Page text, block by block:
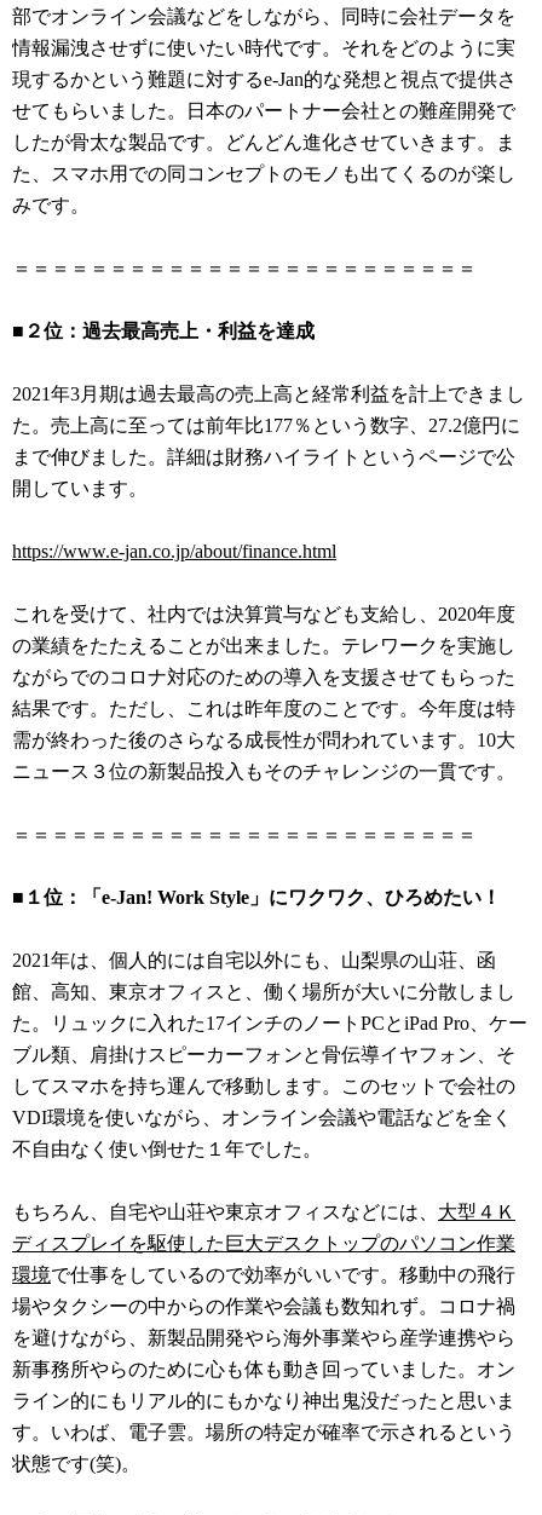
部でオンライン会議などをしながら、同時に会社データを
情報漏洩させずに使いたい時代です。それをどのように実
現するかという難題に対するe-Jan的な発想と視点で提供さ
せてもらいました。日本のパートナー会社との難産開発で
したが骨太な製品です。どんどん進化させていきます。ま
た、スマホ用での同コンセプトのモノも出てくるのが楽し
みです。
＝＝＝＝＝＝＝＝＝＝＝＝＝＝＝＝＝＝＝＝＝＝＝＝
■２位：過去最高売上・利益を達成
2021年3月期は過去最高の売上高と経常利益を計上できまし
た。売上高に至っては前年比177％という数字、27.2億円に
まで伸びました。詳細は財務ハイライトというページで公
開しています。
https://www.e-jan.co.jp/about/finance.html
これを受けて、社内では決算賞与なども支給し、2020年度
の業績をたたえることが出来ました。テレワークを実施し
ながらでのコロナ対応のための導入を支援させてもらった
結果です。ただし、これは昨年度のことです。今年度は特
需が終わった後のさらなる成長性が問われています。10大
ニュース３位の新製品投入もそのチャレンジの一貫です。
＝＝＝＝＝＝＝＝＝＝＝＝＝＝＝＝＝＝＝＝＝＝＝＝
■１位：「e-Jan! Work Style」にワクワク、ひろめたい！
2021年は、個人的には自宅以外にも、山梨県の山荘、函
館、高知、東京オフィスと、働く場所が大いに分散しまし
た。リュックに入れた17インチのノートPCとiPad Pro、ケー
ブル類、肩掛けスピーカーフォンと骨伝導イヤフォン、そ
してスマホを持ち運んで移動します。このセットで会社の
VDI環境を使いながら、オンライン会議や電話などを全く
不自由なく使い倒せた１年でした。
もちろん、自宅や山荘や東京オフィスなどには、 大型４Ｋ
ディスプレイを駆使した巨大デスクトップのパソコン作業
環境で仕事をしているので効率がいいです。移動中の飛行
場やタクシーの中からの作業や会議も数知れず。コロナ禍
を避けながら、新製品開発やら海外事業やら産学連携やら
新事務所やらのために心も体も動き回っていました。オン
ライン的にもリアル的にもかなり神出鬼没だったと思いま
す。いわば、電子雲。場所の特定が確率で示されるという
状態です(笑)。